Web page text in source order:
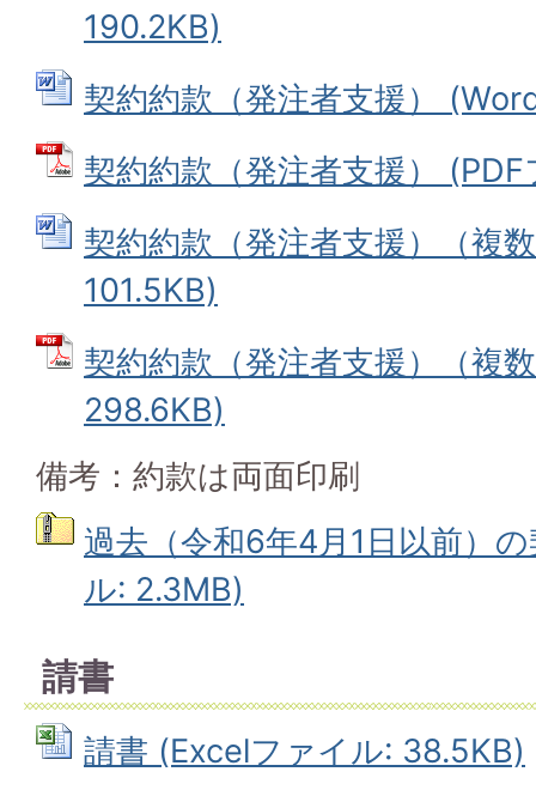
190.2KB)
契約約款（発注者支援）
契約約款（発注者支援）
契約約款（発注者支援）（複
101.5KB)
契約約款（発注者支援）（複
298.6KB)
備考：約款は両面印刷
過去（令和6年4月1日以前）
ル: 2.3MB)
請書
請書 (Excelファイル: 38.5KB)